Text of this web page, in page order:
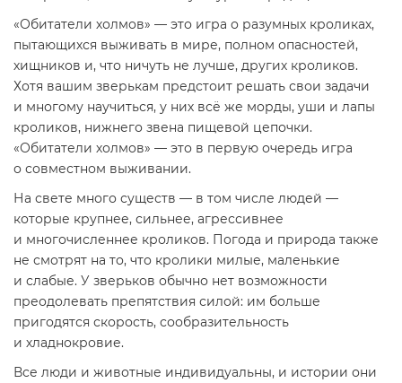
«Обитатели холмов» — это игра о разумных кроликах,
пытающихся выживать в мире, полном опасностей,
хищников и, что ничуть не лучше, других кроликов.
Хотя вашим зверькам предстоит решать свои задачи
и многому научиться, у них всё же морды, уши и лапы
кроликов, нижнего звена пищевой цепочки.
«Обитатели холмов» — это в первую очередь игра
о совместном выживании.
На свете много существ — в том числе людей —
которые крупнее, сильнее, агрессивнее
и многочисленнее кроликов. Погода и природа также
не смотрят на то, что кролики милые, маленькие
и слабые. У зверьков обычно нет возможности
преодолевать препятствия силой: им больше
пригодятся скорость, сообразительность
и хладнокровие.
Все люди и животные индивидуальны, и истории они